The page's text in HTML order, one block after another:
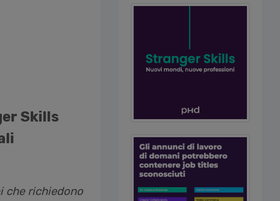
Skills
che richiedono